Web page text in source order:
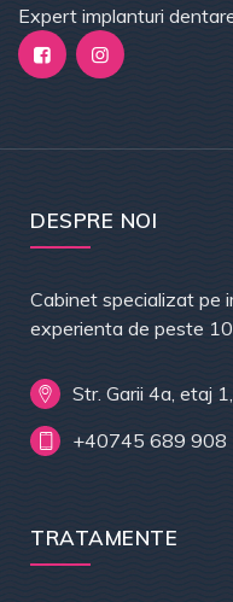
Expert implanturi
DESPRE NOI
Cabinet specializat pe
experienta de peste 10
Str. Garii 4a, etaj
+40745 689 908
TRATAMENTE